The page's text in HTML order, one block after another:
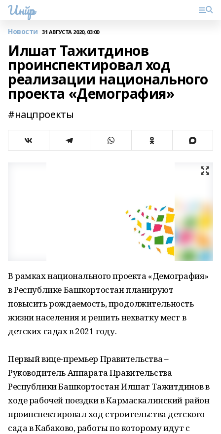
Инйәр
Новости 31 АВГУСТА 2020, 03:00
Илшат Тажитдинов
проинспектировал ход
реализации национального
проекта «Демография»
#нацпроекты
В рамках национального проекта «Демография»
в Республике Башкортостан планируют
повысить рождаемость, продолжительность
жизни населения и решить нехватку мест в
детских садах в 2021 году.
Первый вице-премьер Правительства –
Руководитель Аппарата Правительства
Республики Башкортостан Илшат Тажитдинов в
ходе рабочей поездки в Кармаскалинский район
проинспектировал ход строительства детского
сада в Кабаково, работы по которому идут с